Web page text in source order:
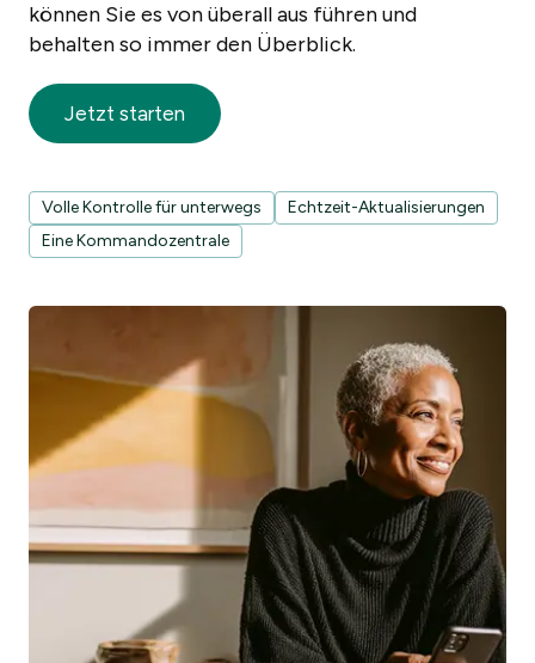
Volle Kontrolle für unterwegs
Echtzeit-Aktualisierungen
Eine Kommandozentrale
können Sie es von überall aus führen und
behalten so immer den Überblick.
Jetzt starten